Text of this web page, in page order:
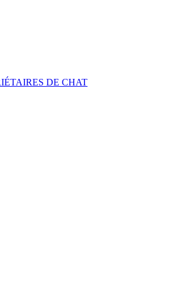
DE CHAT